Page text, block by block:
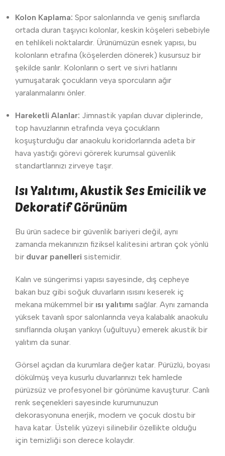
Kolon Kaplama: Spor salonlarında ve geniş sınıflarda
ortada duran taşıyıcı kolonlar, keskin köşeleri sebebiyle
en tehlikeli noktalardır. Ürünümüzün esnek yapısı, bu
kolonların etrafına (köşelerden dönerek) kusursuz bir
şekilde sarılır. Kolonların o sert ve sivri hatlarını
yumuşatarak çocukların veya sporcuların ağır
yaralanmalarını önler.
Hareketli Alanlar: Jimnastik yapılan duvar diplerinde,
top havuzlarının etrafında veya çocukların
koşuşturduğu dar anaokulu koridorlarında adeta bir
hava yastığı görevi görerek kurumsal güvenlik
standartlarınızı zirveye taşır.
Isı Yalıtımı, Akustik Ses Emicilik ve
Dekoratif Görünüm
Bu ürün sadece bir güvenlik bariyeri değil, aynı
zamanda mekanınızın fiziksel kalitesini artıran çok yönlü
bir duvar panelleri sistemidir.
Kalın ve süngerimsi yapısı sayesinde, dış cepheye
bakan buz gibi soğuk duvarların ısısını keserek iç
mekana mükemmel bir ısı yalıtımı sağlar. Aynı zamanda
yüksek tavanlı spor salonlarında veya kalabalık anaokulu
sınıflarında oluşan yankıyı (uğultuyu) emerek akustik bir
yalıtım da sunar.
Görsel açıdan da kurumlara değer katar. Pürüzlü, boyası
dökülmüş veya kusurlu duvarlarınızı tek hamlede
pürüzsüz ve profesyonel bir görünüme kavuşturur. Canlı
renk seçenekleri sayesinde kurumunuzun
dekorasyonuna enerjik, modern ve çocuk dostu bir
hava katar. Üstelik yüzeyi silinebilir özellikte olduğu
için temizliği son derece kolaydır.